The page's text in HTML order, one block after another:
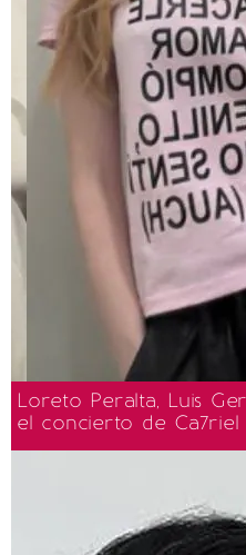
Loreto Peralta, Luis
el concierto de